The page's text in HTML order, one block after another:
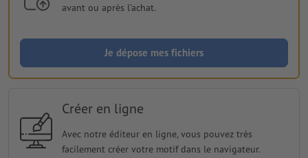
avant ou après l'achat.
Je dépose mes fichiers
Créer en ligne
Avec notre éditeur en ligne, vous pouvez très
facilement créer votre motif dans le navigateur.